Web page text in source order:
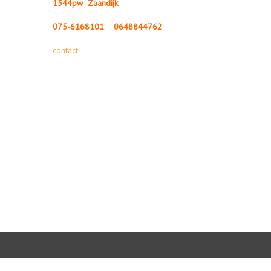
1544pw Zaandijk
075-6168101 0648844762
contact